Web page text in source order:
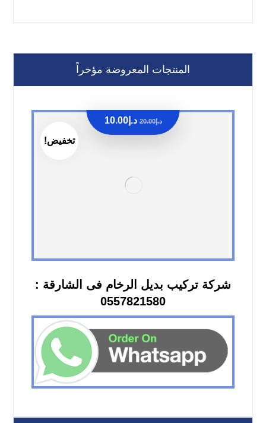
المنتجات المعروضة مؤخراً
تخفيض!
شركة تركيب بديل الرخام فى الشارقة :
0557821580
د.إ20.00 د.إ10.00